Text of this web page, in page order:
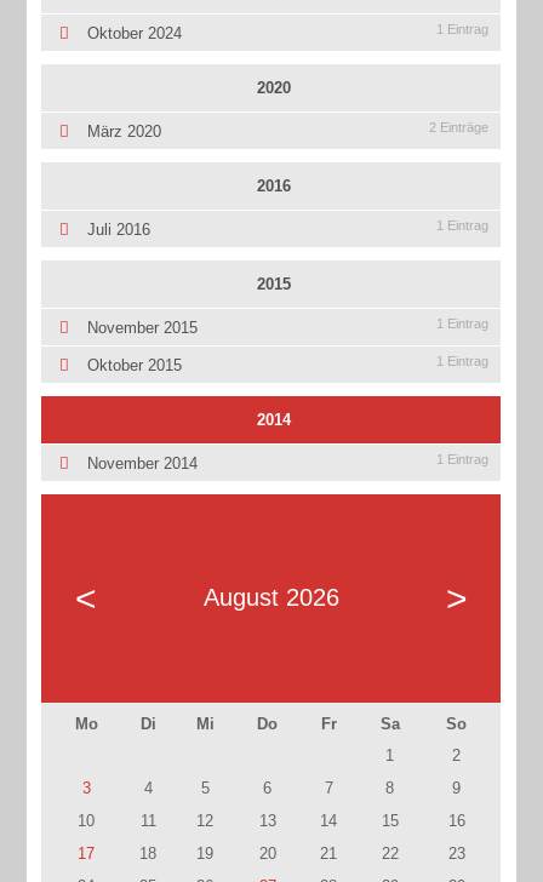
Oktober 2024 1 Eintrag
2020
März 2020 2 Einträge
2016
Juli 2016 1 Eintrag
2015
November 2015 1 Eintrag
Oktober 2015 1 Eintrag
2014
November 2014 1 Eintrag
< August 2026 >
Mo Di Mi Do Fr Sa
So
1
2
3
4 5 6 7 8
9
10
11 12 13 14 15
16
17
18 19 20 21 22
23